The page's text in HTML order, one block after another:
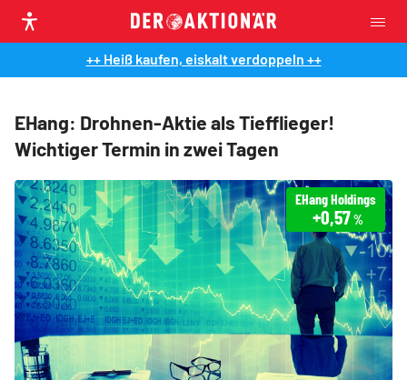
++ Heiß kaufen, eiskalt verdoppeln ++
EHang: Drohnen-Aktie als Tiefflieger!
Wichtiger Termin in zwei Tagen
EHang Holdings
+0,57 %